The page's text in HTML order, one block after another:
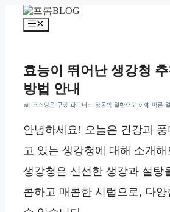
메
효능이 뛰어난 생강청 추
방법 안내
*
안녕하세요! 오늘은 건강과
고 있는 생강청에 대해 소개
생강청은 신선한 생강과 설탕
콤하고 매콤한 시럽으로, 다